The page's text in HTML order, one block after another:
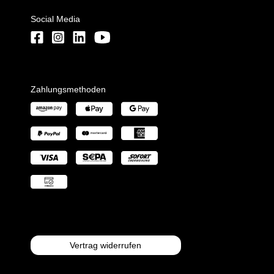
Social Media
Zahlungsmethoden
Vertrag widerrufen